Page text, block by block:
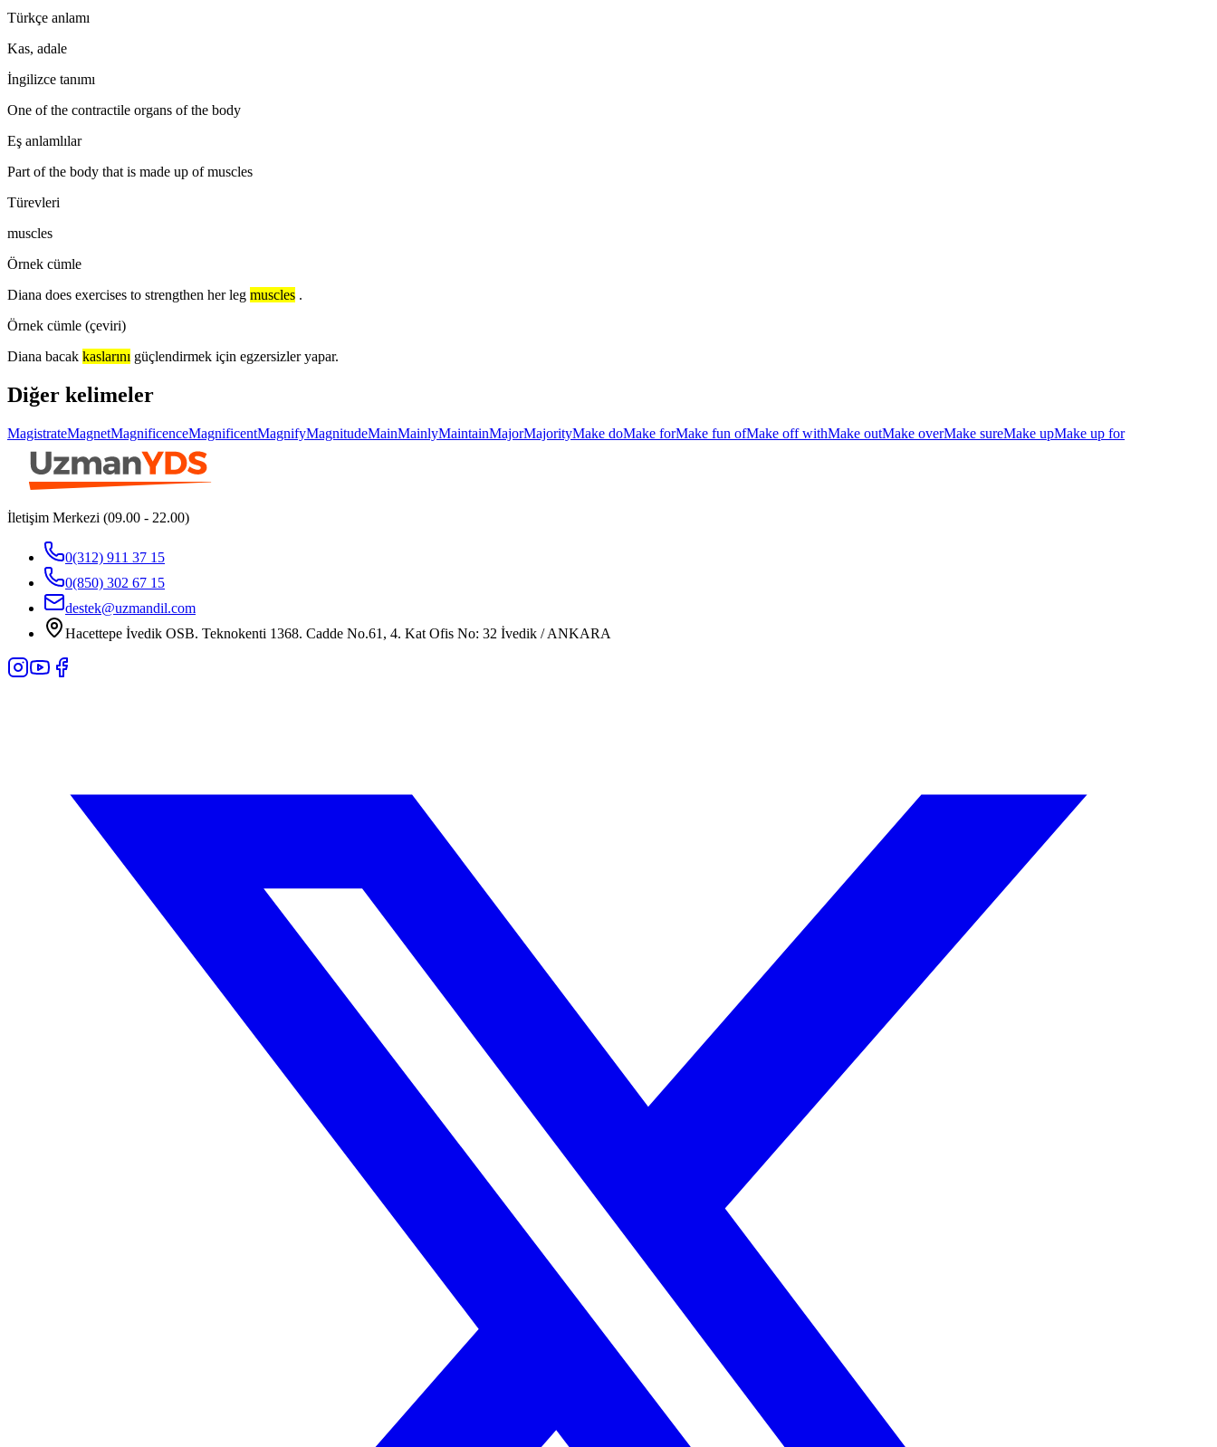
Türkçe anlamı
Kas, adale
İngilizce tanımı
One of the contractile organs of the body
Eş anlamlılar
Part of the body that is made up of muscles
Türevleri
muscles
Örnek cümle
Diana does exercises to strengthen her leg muscles .
Örnek cümle (çeviri)
Diana bacak kaslarını güçlendirmek için egzersizler yapar.
Diğer kelimeler
MagistrateMagnetMagnificenceMagnificentMagnifyMagnitudeMainMainlyMaintainMajorMajorityMake doMake forMake fun ofMake off withMake outMake overMake sureMake upMake up for
İletişim Merkezi (09.00 - 22.00)
0(312) 911 37 15
0(850) 302 67 15
destek@uzmandil.com
Hacettepe İvedik OSB. Teknokenti 1368. Cadde No.61, 4. Kat Ofis No: 32 İvedik / ANKARA